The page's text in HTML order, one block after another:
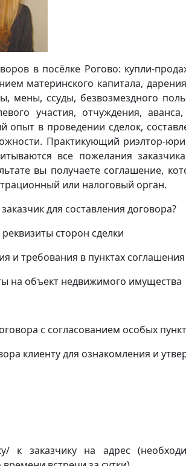
в посёлке Рогово: купли-
материнского капитала,
мены, ссуды, безвозмездного
участия, отчуждения,
в проведении сделок,
Практикующий риэлтор-
все пожелания
вы получаете соглашение,
или налоговый орган.
для составления договора?
сторон сделки
и требования в пунктах соглашения
на объект недвижимого имущества
с согласованием особых
клиенту для ознакомления и
к заказчику на адрес(